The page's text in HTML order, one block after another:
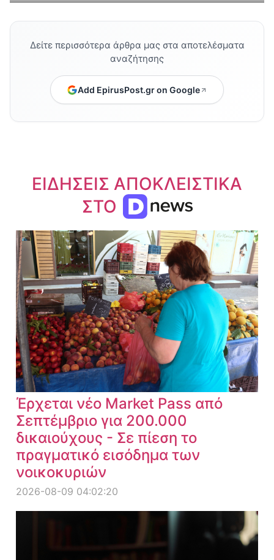
Δείτε περισσότερα άρθρα μας στα αποτελέσματα
αναζήτησης
Add EpirusPost.gr on Google
ΕΙΔΗΣΕΙΣ ΑΠΟΚΛΕΙΣΤΙΚΑ
ΣΤΟ
Έρχεται νέο Market Pass από
Σεπτέμβριο για 200.000
δικαιούχους - Σε πίεση το
πραγματικό εισόδημα των
νοικοκυριών
2026-08-09 04:02:20